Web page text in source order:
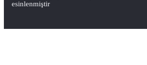
esinlenmiştir